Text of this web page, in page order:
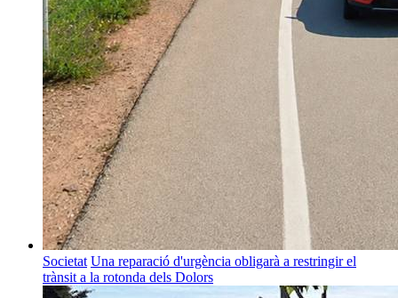
Societat Una reparació d'urgència obligarà a restringir el
trànsit a la rotonda dels Dolors